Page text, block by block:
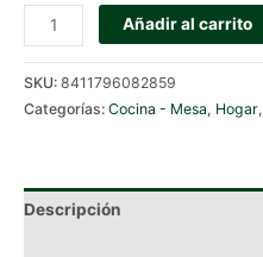
CACEROLA
ALTA
BRA
Añadir al carrito
SKU: 8411796082859
Categorías: Cocina - Mesa, Hogar,
Descripción